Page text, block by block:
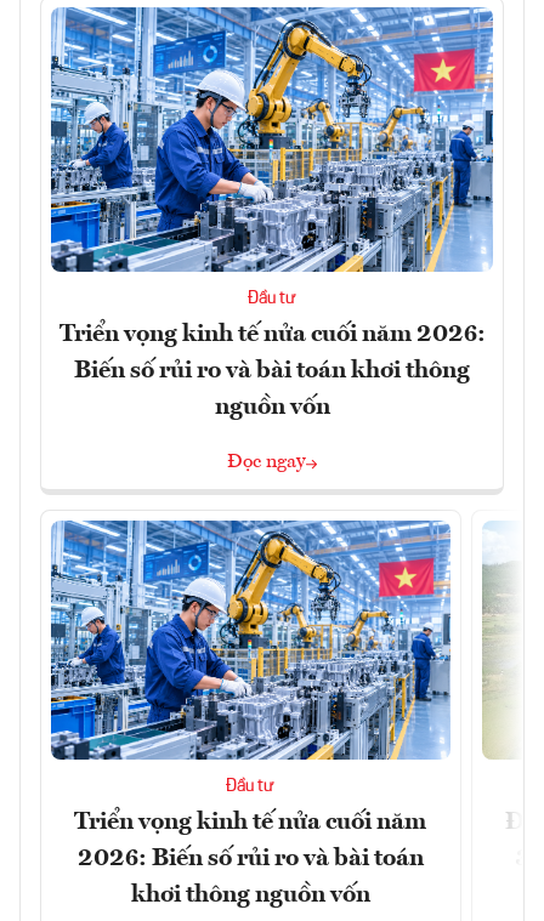
Đầu tư
Triển vọng kinh tế nửa cuối năm 2026:
Biến số rủi ro và bài toán khơi thông
nguồn vốn
Đọc ngay
Đầu tư
Triển vọng kinh tế nửa cuối năm
2026: Biến số rủi ro và bài toán
khơi thông nguồn vốn